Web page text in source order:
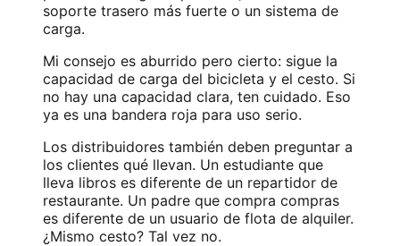
soporte trasero más fuerte o un sistema de
carga.
Mi consejo es aburrido pero cierto: sigue la
capacidad de carga del bicicleta y el cesto. Si
no hay una capacidad clara, ten cuidado. Eso
ya es una bandera roja para uso serio.
Los distribuidores también deben preguntar a
los clientes qué llevan. Un estudiante que
lleva libros es diferente de un repartidor de
restaurante. Un padre que compra compras
es diferente de un usuario de flota de alquiler.
¿Mismo cesto? Tal vez no.